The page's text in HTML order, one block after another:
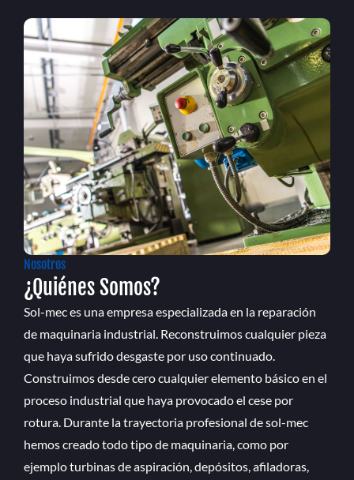
Nosotros
¿Quiénes Somos?
Sol-mec es una empresa especializada en la reparación
de maquinaria industrial. Reconstruimos cualquier pieza
que haya sufrido desgaste por uso continuado.
Construimos desde cero cualquier elemento básico en el
proceso industrial que haya provocado el cese por
rotura. Durante la trayectoria profesional de sol-mec
hemos creado todo tipo de maquinaria, como por
ejemplo turbinas de aspiración, depósitos, afiladoras,